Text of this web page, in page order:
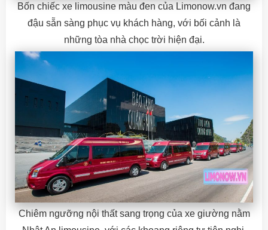
Bốn chiếc xe limousine màu đen của Limonow.vn đang
đậu sẵn sàng phục vụ khách hàng, với bối cảnh là
những tòa nhà chọc trời hiện đại.
Chiêm ngưỡng nội thất sang trọng của xe giường nằm